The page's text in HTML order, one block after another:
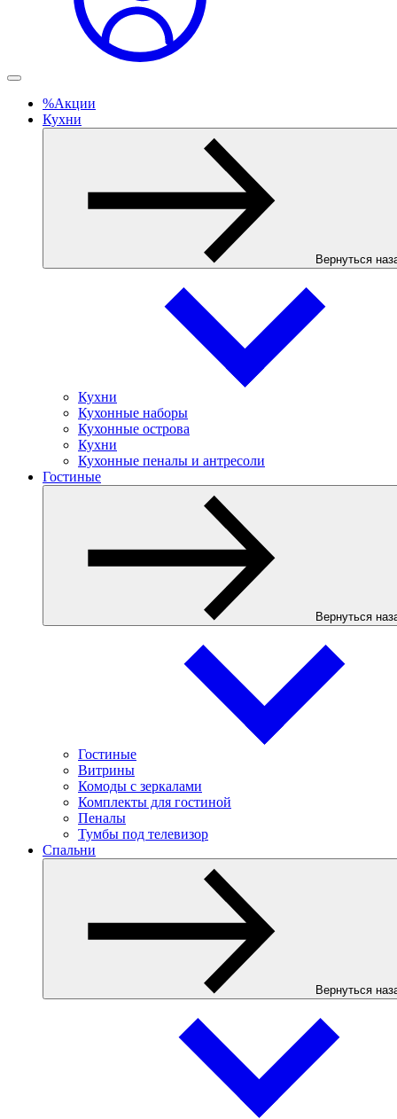
%Акции
Кухни
Вернуться
Кухни
Кухонные наборы
Кухонные острова
Кухни
Кухонные пеналы и антресоли
Гостиные
Вернуться
Гостиные
Витрины
Комоды с зеркалами
Комплекты для гостиной
Пеналы
Тумбы под телевизор
Спальни
Вернуться